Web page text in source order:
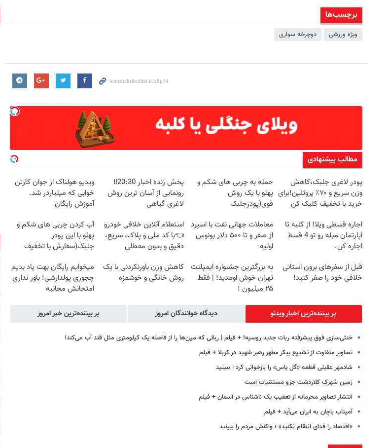
برچسب‌ها
ویژه ورزشی دوچرخه سواری
مطالب پیشنهادی
پودر لاغری جلبک،کاهش
وزن سریع و ۷۰٪ پروتئین!برای
خرید با تخفیف کلیک کن
حمله به چربی های شکم و
پهلو با یک روش
قوی(پودرجلبک
پخش زنده اخبار 20:30‼️
رونمایی از آسان ترین روش
لاغری گیاهی
ویدیو هولناک از جوان کارتن
خوابی که میلیاردر شد.
آموزش رایگان
اجاره‌ قسطی ویلا! از کلبه تا
آپارتمان مبله رو تو 4 قسط
اجاره کن.
معاملات جهانی نفت با اسپرد
از صفر و تا ۵۰۰ دلار بونوس
اولیه
استعلام آنلاین خلافی خودرو
👈با کد ملی و پلاک، سریع،
دقیق و بدون معطلی
آب کردن چربی های شکم و
پهلو با این پودر
جلبک(سفارش با تخفیف
قبل از سفرهای برون استانی
خلافی خود را صفر کنید!
به بزرگترین جشنواره ایمپلنت
تهران خوش اومدید! | فقط
۲۵ میلیون !
کاهش وزن باورنکردنی با یک
روش خانگی و خوشمزه
میخوایم رایگان بهت یاد بدیم
چجوری پولدارشی! باور نداری
امتحانش مجانیه
پر بیننده‌ترین اخبار ویدئو دیدگاه خوانندگان امروز پر بیننده‌ترین خبر امروز
خنثی‌سازی فوق پیشرفته ربات جدید روسیه! + فیلم | رباتی که مین‌ها را از فاصله یک کیلومتری مثل قند آب می‌کند!
تصاویر متفاوت از تشییع پیکر مطهر رهبر شهید در کربلا + فیلم
شادمهر عقیلی قطعه «گل یاس» را بازخوانی کرد | ببینید
زمین شهرک کلاردشت جزو مستثنیات است
انتشار تصاویر محرمانه از تعقیب یک ناشناس در آسمان + فیلم
آمیتاب باچان به ایران می‌آید + فیلم
«اقتصاد را فدای انتقام نکنید» ؛ واکنش مردم را ببینید